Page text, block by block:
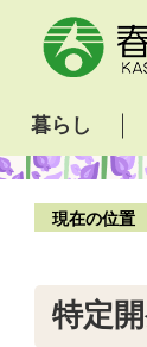
暮らし
現在の位置
特定